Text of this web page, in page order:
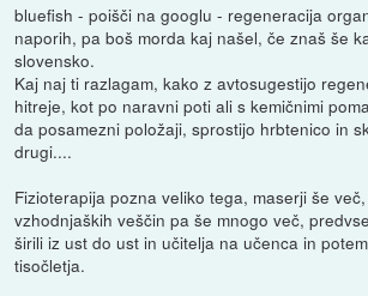
bluefish - poišči na googlu - regeneracija
naporih, pa boš morda kaj našel, če znaš še
slovensko.
Kaj naj ti razlagam, kako z avtosugestijo
hitreje, kot po naravni poti ali s kemičnimi
da posamezni položaji, sprostijo hrbtenico in
drugi....
Fizioterapija pozna veliko tega, maserji še
vzhodnjaških veščin pa še mnogo več,
širili iz ust do ust in učitelja na učenca in
tisočletja.